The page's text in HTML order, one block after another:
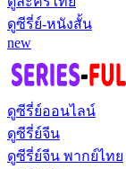
ดูซีรี่ย์-หนังสั้น
new
ดูซีรี่ย์ออนไลน์
ดูซีรี่ย์จีน
ดูซีรี่ย์จีน พากย์ไทย